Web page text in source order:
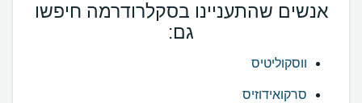
אנשים שהתעניינו בסקלרודרמה חיפשו
גם:
ווסקוליטיס
סרקואידוזיס